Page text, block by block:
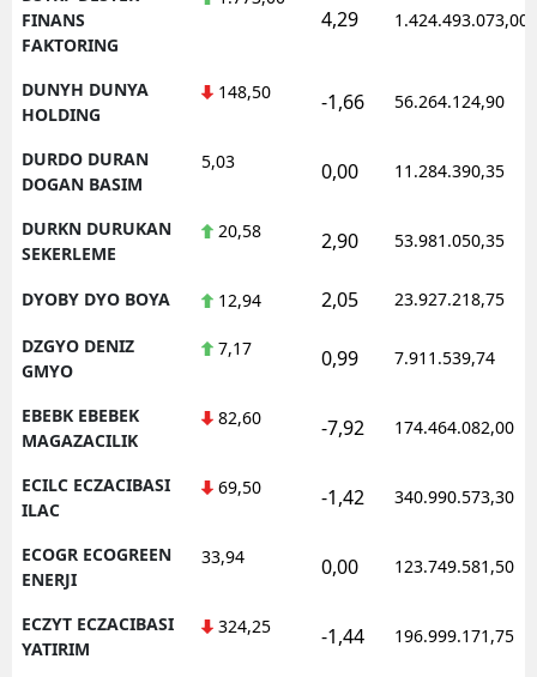
FINANS
FAKTORING
4,29 1.424.493.073,00
DUNYH DUNYA
HOLDING
148,50 -1,66 56.264.124,90
DURDO DURAN
DOGAN BASIM
5,03 0,00 11.284.390,35
DURKN DURUKAN
SEKERLEME
20,58 2,90 53.981.050,35
DYOBY DYO BOYA 12,94 2,05 23.927.218,75
DZGYO DENIZ
GMYO
7,17 0,99 7.911.539,74
EBEBK EBEBEK
MAGAZACILIK
82,60 -7,92 174.464.082,00
ECILC ECZACIBASI
ILAC
69,50 -1,42 340.990.573,30
ECOGR ECOGREEN
ENERJI
33,94 0,00 123.749.581,50
ECZYT ECZACIBASI
YATIRIM
324,25 -1,44 196.999.171,75